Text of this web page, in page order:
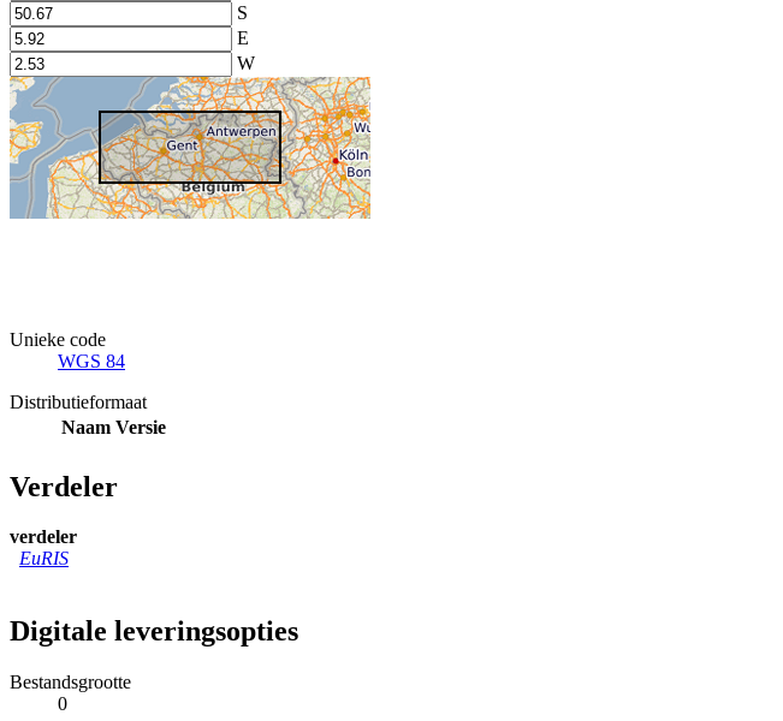
S
E
W
Unieke code
WGS 84
Distributieformaat
Naam Versie
Verdeler
verdeler
EuRIS
Digitale leveringsopties
Bestandsgrootte
0